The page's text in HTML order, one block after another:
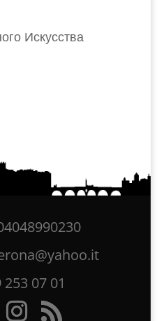
Искусства
07 01